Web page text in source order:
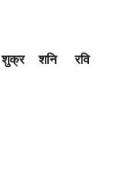
शुक्र शनि
रवि